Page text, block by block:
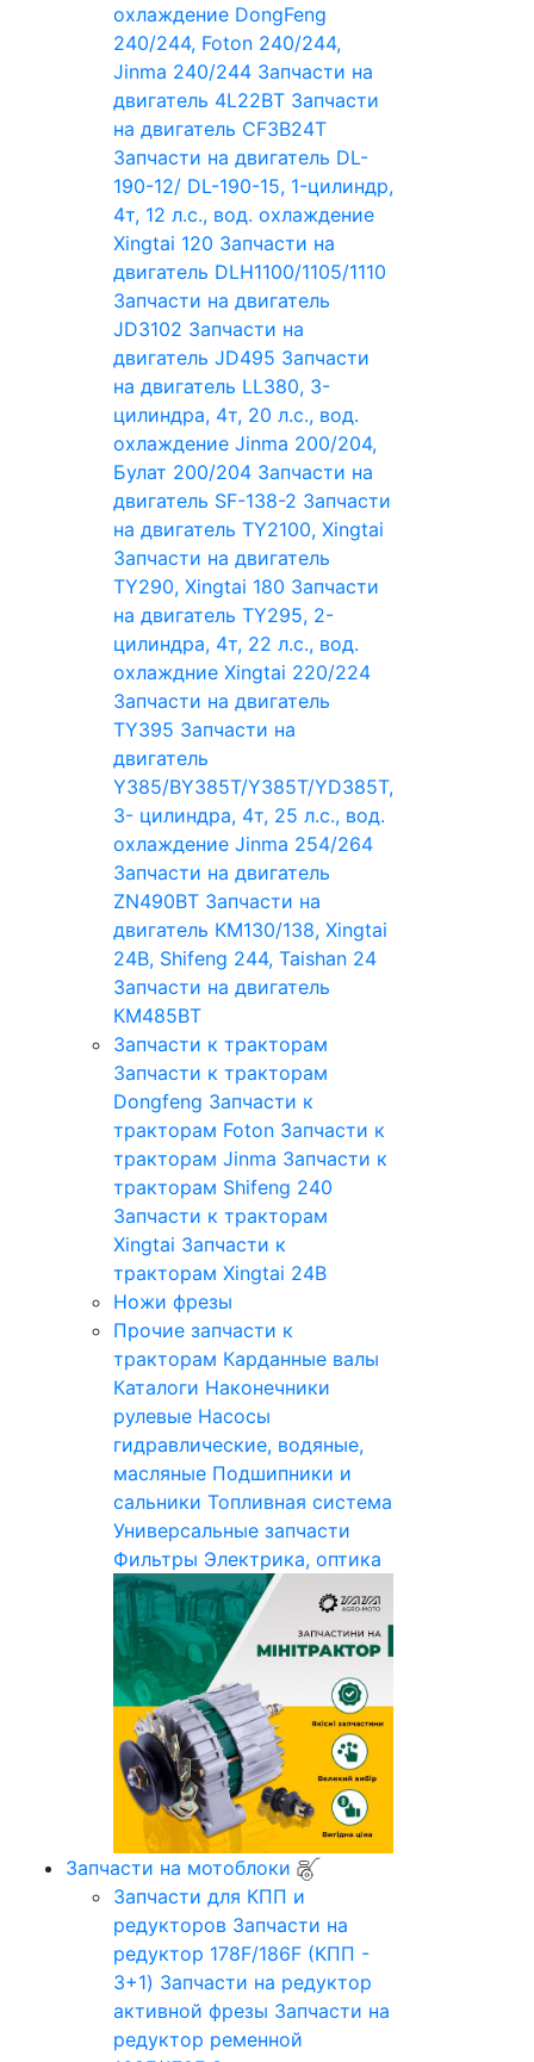
охлаждение DongFeng
240/244, Foton 240/244,
Jinma 240/244 Запчасти на
двигатель 4L22BT Запчасти
на двигатель CF3B24T
Запчасти на двигатель DL-
190-12/ DL-190-15, 1-цилиндр,
4т, 12 л.с., вод. охлаждение
Xingtai 120 Запчасти на
двигатель DLH1100/1105/1110
Запчасти на двигатель
JD3102 Запчасти на
двигатель JD495 Запчасти
на двигатель LL380, 3-
цилиндра, 4т, 20 л.с., вод.
охлаждение Jinma 200/204,
Булат 200/204 Запчасти на
двигатель SF-138-2 Запчасти
на двигатель TY2100, Xingtai
Запчасти на двигатель
TY290, Xingtai 180 Запчасти
на двигатель TY295, 2-
цилиндра, 4т, 22 л.с., вод.
охлаждние Xingtai 220/224
Запчасти на двигатель
TY395 Запчасти на
двигатель
Y385/BY385T/Y385T/YD385T,
3- цилиндра, 4т, 25 л.с., вод.
охлаждение Jinma 254/264
Запчасти на двигатель
ZN490BT Запчасти на
двигатель КМ130/138, Xingtai
24B, Shifeng 244, Taishan 24
Запчасти на двигатель
КМ485ВТ
Запчасти к тракторам
Запчасти к тракторам
Dongfeng Запчасти к
тракторам Foton Запчасти к
тракторам Jinma Запчасти к
тракторам Shifeng 240
Запчасти к тракторам
Xingtai Запчасти к
тракторам Xingtai 24B
Ножи фрезы
Прочие запчасти к
тракторам Карданные валы
Каталоги Наконечники
рулевые Насосы
гидравлические, водяные,
масляные Подшипники и
сальники Топливная система
Универсальные запчасти
Фильтры Электрика, оптика
Запчасти на мотоблоки
Запчасти для КПП и
редукторов Запчасти на
редуктор 178F/186F (КПП -
3+1) Запчасти на редуктор
активной фрезы Запчасти на
редуктор ременной